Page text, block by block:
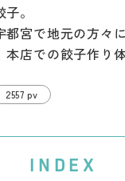
。
都宮で地元の方々
本店での餃子作り
2557 pv
INDEX